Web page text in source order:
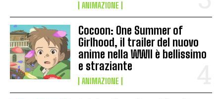
ANIMAZIONE
Cocoon: One Summer of
Girlhood, il trailer del nuovo
anime nella WWII è bellissimo
e straziante
ANIMAZIONE